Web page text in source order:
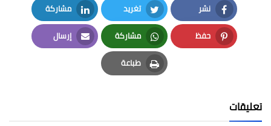
نشر
Facebook
تغريد
Twitter
مشاركة
LinkedIn
حفظ
Pinterest
مشاركة
Whatsapp
إرسال
Email
طباعة
Print
تعليقات